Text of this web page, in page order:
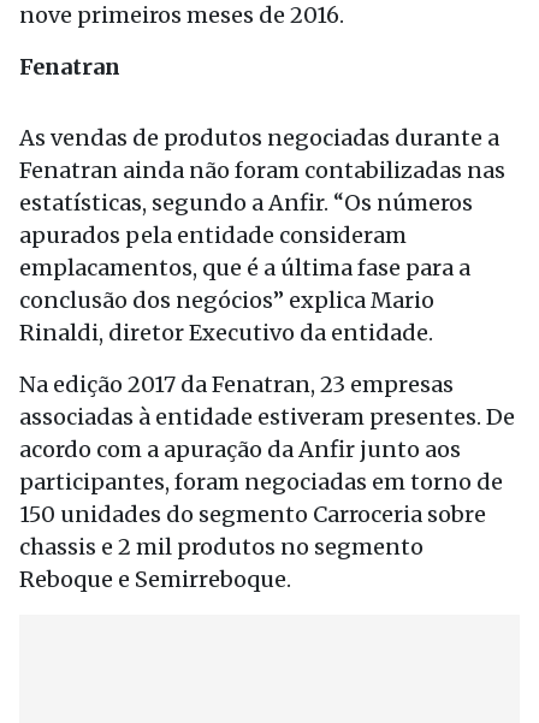
nove primeiros meses de 2016.
Fenatran
As vendas de produtos negociadas durante a
Fenatran ainda não foram contabilizadas nas
estatísticas, segundo a Anfir. “Os números
apurados pela entidade consideram
emplacamentos, que é a última fase para a
conclusão dos negócios” explica Mario
Rinaldi, diretor Executivo da entidade.
Na edição 2017 da Fenatran, 23 empresas
associadas à entidade estiveram presentes. De
acordo com a apuração da Anfir junto aos
participantes, foram negociadas em torno de
150 unidades do segmento Carroceria sobre
chassis e 2 mil produtos no segmento
Reboque e Semirreboque.